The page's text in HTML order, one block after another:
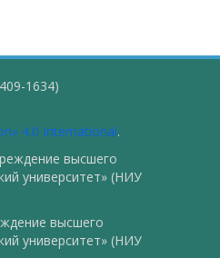
1634)
4.0 International.
высшего
университет» (НИУ
высшего
университет» (НИУ